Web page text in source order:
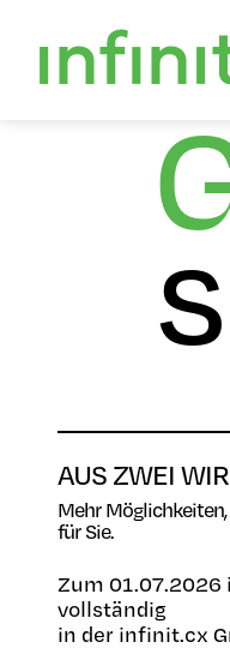
AUS ZWEI
Mehr
für Sie.
Zum 01.07.2026
vollständig
in der infinit.cx